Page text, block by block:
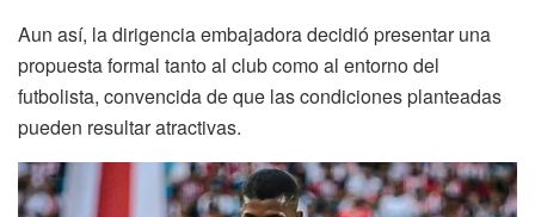
Aun así, la dirigencia embajadora decidió presentar una
propuesta formal tanto al club como al entorno del
futbolista, convencida de que las condiciones planteadas
pueden resultar atractivas.